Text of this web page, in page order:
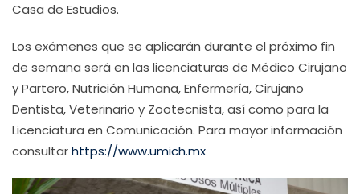
Casa de Estudios.
Los exámenes que se aplicarán durante el próximo fin
de semana será en las licenciaturas de Médico Cirujano
y Partero, Nutrición Humana, Enfermería, Cirujano
Dentista, Veterinario y Zootecnista, así como para la
Licenciatura en Comunicación. Para mayor información
consultarhttps://www.umich.mx